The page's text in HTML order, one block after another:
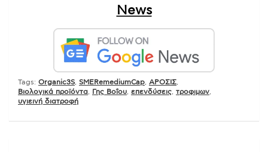
News
Tags: Organic3S SMERemediumCap ΑΡΟΣΙΣ
Βιολογικά προϊόντα
Γης Βοΐου επενδύσεις τροφιμων
υγιεινή διατροφή